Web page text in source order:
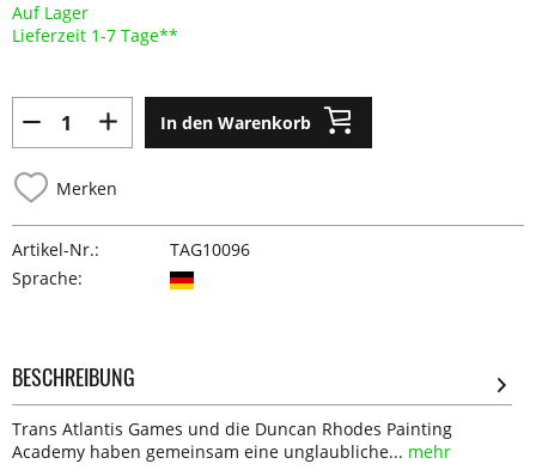
Auf Lager
Lieferzeit 1-7 Tage**
In den Warenkorb
Merken
Artikel-Nr.:
TAG10096
Sprache:
BESCHREIBUNG
Trans Atlantis Games und die Duncan Rhodes Painting
Academy haben gemeinsam eine unglaubliche... mehr